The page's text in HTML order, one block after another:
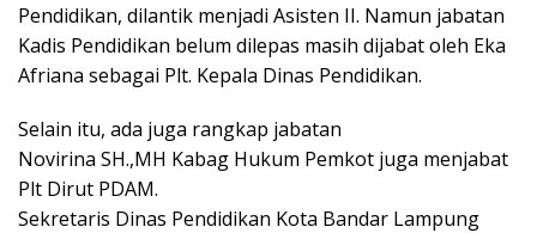
Pendidikan, dilantik menjadi Asisten II. Namun jabatan
Kadis Pendidikan belum dilepas masih dijabat oleh Eka
Afriana sebagai Plt. Kepala Dinas Pendidikan.
Selain itu, ada juga rangkap jabatan
Novirina SH.,MH Kabag Hukum Pemkot juga menjabat
Plt Dirut PDAM.
Sekretaris Dinas Pendidikan Kota Bandar Lampung